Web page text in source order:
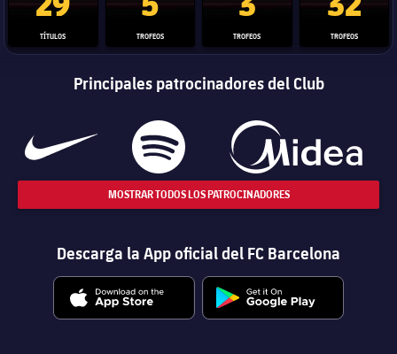
TÍTULOS TROFEOS TROFEOS TROFEOS
Principales patrocinadores del Club
MOSTRAR TODOS LOS PATROCINADORES
Descarga la App oficial del FC Barcelona